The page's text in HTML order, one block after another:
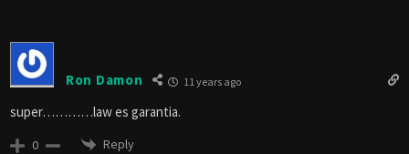
Ron Damon 11 years ago
super…………law es garantia.
0 Reply